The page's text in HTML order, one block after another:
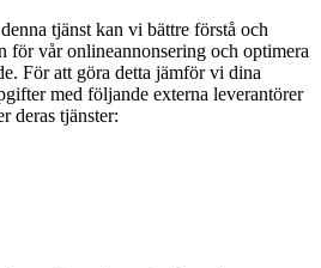
tjänst kan vi bättre förstå och
för vår onlineannonsering och optimera
För att göra detta jämför vi dina
med följande externa leverantörer
deras tjänster: